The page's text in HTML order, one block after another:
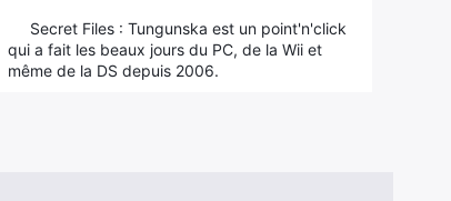
Secret Files : Tungunska est un point'n'click
qui a fait les beaux jours du PC, de la Wii et
même de la DS depuis 2006.